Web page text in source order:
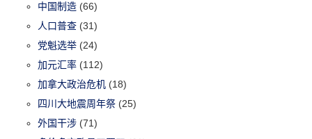
中国制造 (66)
人口普查 (31)
党魁选举 (24)
加元汇率 (112)
加拿大政治危机 (18)
四川大地震周年祭 (25)
外国干涉 (71)